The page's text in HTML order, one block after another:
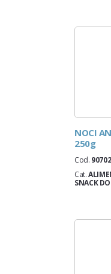
NOCI
250g
Cod.
Cat.
SNACK